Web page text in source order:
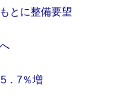
とに整備要望
．7％増